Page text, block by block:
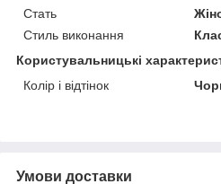
Стать
Стиль виконання
Користувальницькі
Колір і відтінок
Умови доставки